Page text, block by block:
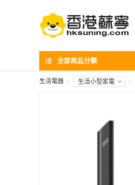
全部商品分類
生活電器 > 生活小型家電 >